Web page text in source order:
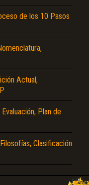
de los 10 Pasos
Actual,
Plan de
Clasificación